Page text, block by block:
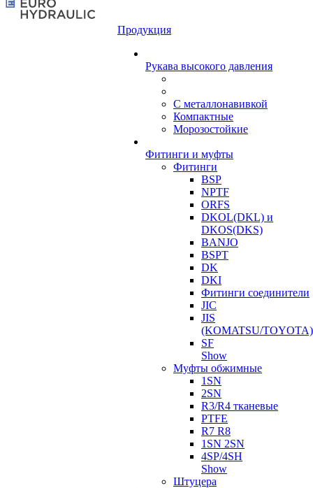
Продукция
Рукава высокого давления
С металлонавивкой
Компактные
Морозостойкие
Фитинги и муфты
Фитинги
BSP
NPTF
ORFS
DKOL(DKL) и
DKOS(DKS)
BANJO
BSPT
DK
DKI
Фитинги соединители
JIC
JIS
(KOMATSU/TOYOTA)
SF
Show
Муфты обжимные
1SN
2SN
R3/R4 тканевые
PTFE
R7 R8
1SN 2SN
4SP/4SH
Show
Штуцера